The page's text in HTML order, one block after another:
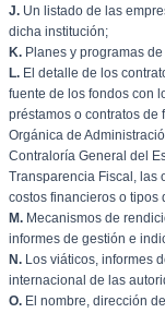
J. Un listado de las
dicha institución;
K. Planes y programas
L. El detalle de los
fuente de los fondos con
préstamos o contratos de
Orgánica de
Contraloría General del
Transparencia Fiscal, las
costos financieros o tipos
M. Mecanismos de
informes de gestión e
N. Los viáticos, informes
internacional de las
O. El nombre, dirección